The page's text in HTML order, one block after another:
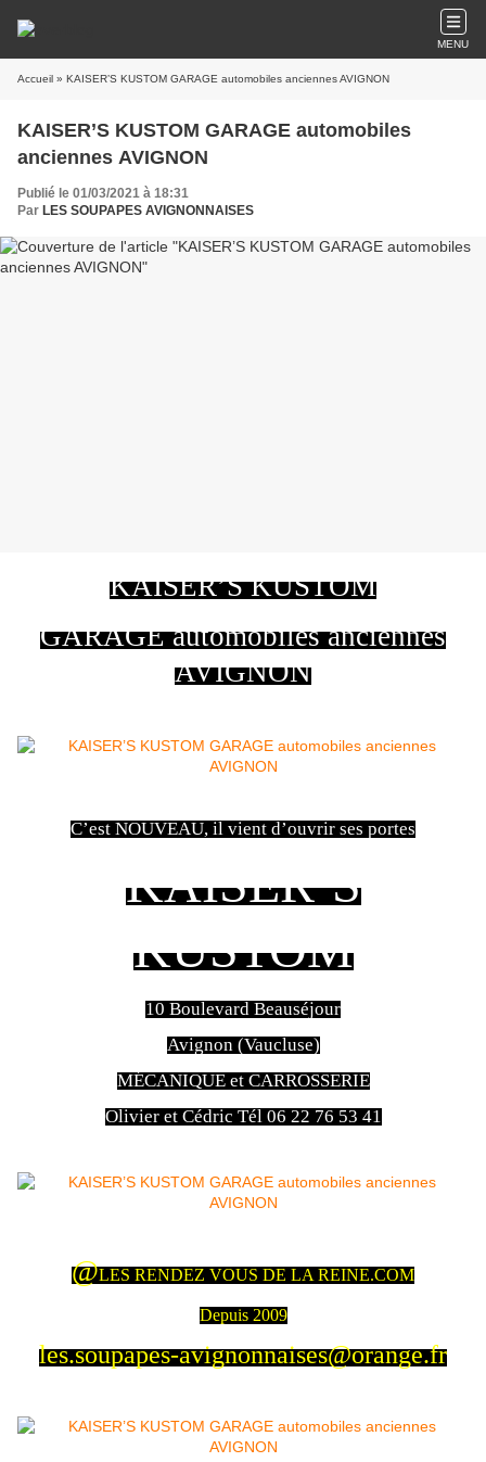
MENU
Accueil » KAISER’S KUSTOM GARAGE automobiles anciennes AVIGNON
KAISER’S KUSTOM GARAGE automobiles
anciennes AVIGNON
Publié le 01/03/2021 à 18:31
Par LES SOUPAPES AVIGNONNAISES
KAISER’S KUSTOM
GARAGE automobiles anciennes
AVIGNON
C’est NOUVEAU, il vient d’ouvrir ses portes
KAISER’S
KUSTOM
10 Boulevard Beauséjour
Avignon (Vaucluse)
MÉCANIQUE et CARROSSERIE
Olivier et Cédric Tél 06 22 76 53 41
@LES RENDEZ VOUS DE LA REINE.COM
Depuis 2009
les.soupapes-avignonnaises@orange.fr